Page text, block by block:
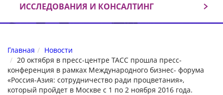
ИССЛЕДОВАНИЯ И КОНСАЛТИНГ
Главная
Новости
20 октября в пресс-центре ТАСС прошла пресс-
конференция в рамках Международного бизнес- форума
«Россия-Азия: сотрудничество ради процветания»,
который пройдет в Москве с 1 по 2 ноября 2016 года.